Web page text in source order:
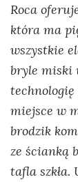
Roca
która ma
wszystkie
bryle miski
technologię
miejsce w
brodzik
ze ścianką
tafla szkła.